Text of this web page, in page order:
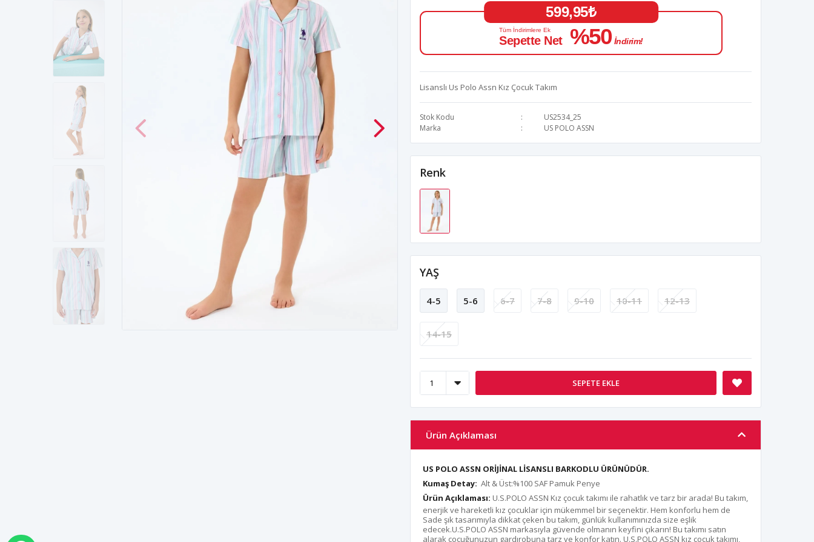
599,95₺
Tüm İndirimlere Ek
Sepette Net %50 İndirim!
Lisanslı Us Polo Assn Kız Çocuk Takım
Stok Kodu
US2534_25
Marka
US POLO ASSN
Renk
YAŞ
4-5 5-6 6-7 7-8 9-10 10-11 12-13
14-15
SEPETE EKLE
Ürün Açıklaması
US POLO ASSN ORİJİNAL LİSANSLI BARKODLU ÜRÜNÜDÜR.
Kumaş Detay: Alt & Üst:%100 SAF Pamuk Penye
Ürün Açıklaması: U.S.POLO ASSN Kız çocuk takımı ile rahatlık ve tarz bir arada! Bu takım,
enerjik ve hareketli kız çocuklar için mükemmel bir seçenektir. Hem konforlu hem de
Sade şık tasarımıyla dikkat çeken bu takım, günlük kullanımınızda size eşlik
edecek.U.S.POLO ASSN markasıyla güvende olmanın keyfini çıkarın! Bu takımı satın
alarak çocuğunuzun gardırobuna tarz ve konfor katın. U.S.POLO ASSN kız çocuk takımı,